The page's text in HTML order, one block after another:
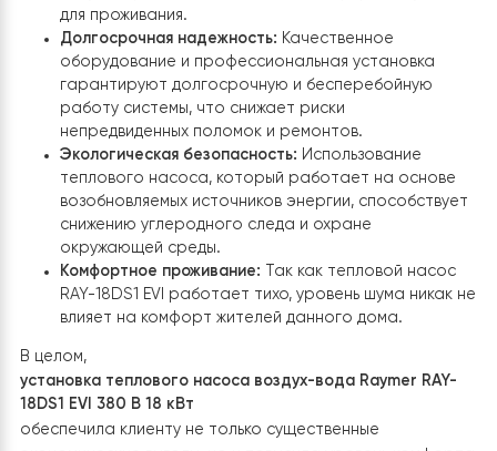
Выгода для клиента
Экономия энергии:Благодаря передовым
технологиям EVI и инверторного двигателя,
тепловой насос обеспечивает высокую
эффективность и снижает расходы на
горячее водоснабжение.
Комфорт и удобство:
стабильную температуру в помещении и
воду по требованию, создавая комфортные
для проживания.
Долгосрочная надежность:
оборудование и профессиональная установка
гарантируют долгосрочную и бесперебойную
работу системы, что снижает риски